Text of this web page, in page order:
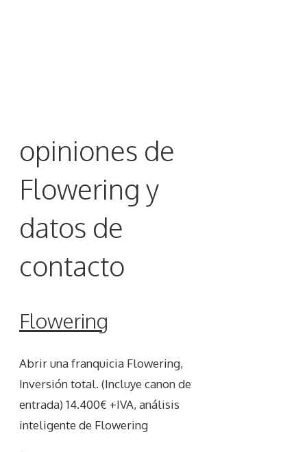
opiniones de
Flowering y
datos de
contacto
Flowering
Abrir una franquicia Flowering,
Inversión total. (Incluye canon de
entrada) 14.400€ +IVA, análisis
inteligente de Flowering